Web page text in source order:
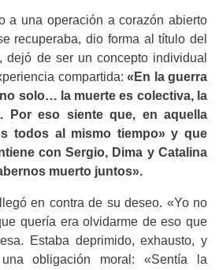
a una operación a corazón abierto
recuperaba, dio forma al título del
dejó de ser un concepto individual
compartida:«En la guerra
solo… la muerte es colectiva, la
Por eso siente que, en aquella
todos al mismo tiempo» y que
con Sergio, Dima y Catalina
muerto juntos».
en contra de su deseo. «Yo no
quería era olvidarme de eso que
Estaba deprimido, exhausto, y
obligación moral: «Sentía la